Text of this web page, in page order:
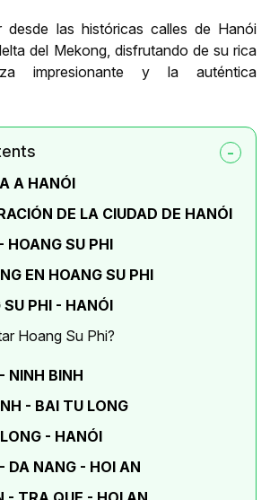
desde las históricas calles de Hanói
del Mekong, disfrutando de su rica
impresionante y la auténtica
A HANÓI
DE LA CIUDAD DE HANÓI
HOANG SU PHI
EN HOANG SU PHI
PHI - HANÓI
Hoang Su Phi?
NINH BINH
- BAI TU LONG
- HANÓI
DA NANG - HOI AN